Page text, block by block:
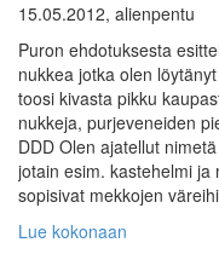
15.05.2012, alienpentu
Puron ehdotuksesta
nukkea jotka olen
toosi kivasta pikku
nukkeja, purjeveneiden
DDD Olen ajatellut
jotain esim. kastehelmi
sopisivat mekkojen
Lue kokonaan